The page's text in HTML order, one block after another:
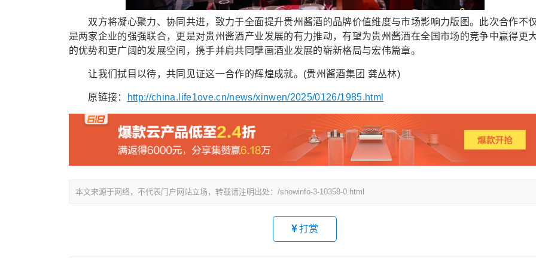
双方将凝心聚力、协同共进，致力于全面提升贵州酱酒的品牌价值维度与市场影响力版图。此次合作不
是两家企业的强强联合，更是对贵州酱酒产业发展的有力推动，有望为贵州酱酒在全国市场的竞争中赢得更
的优势和更广阔的发展空间，携手并肩共同擘画酒业发展的崭新格局与宏伟篇章。
让我们拭目以待，共同见证这一合作的辉煌成就。(贵州酱酒集团 龚丛林)
原链接： http://china.life1ove.cn/news/xinwen/2025/0126/1985.html
本文来源于网络，不代表门户网站立场，转载请注明出处：/showinfo-3-10358-0.html
打赏